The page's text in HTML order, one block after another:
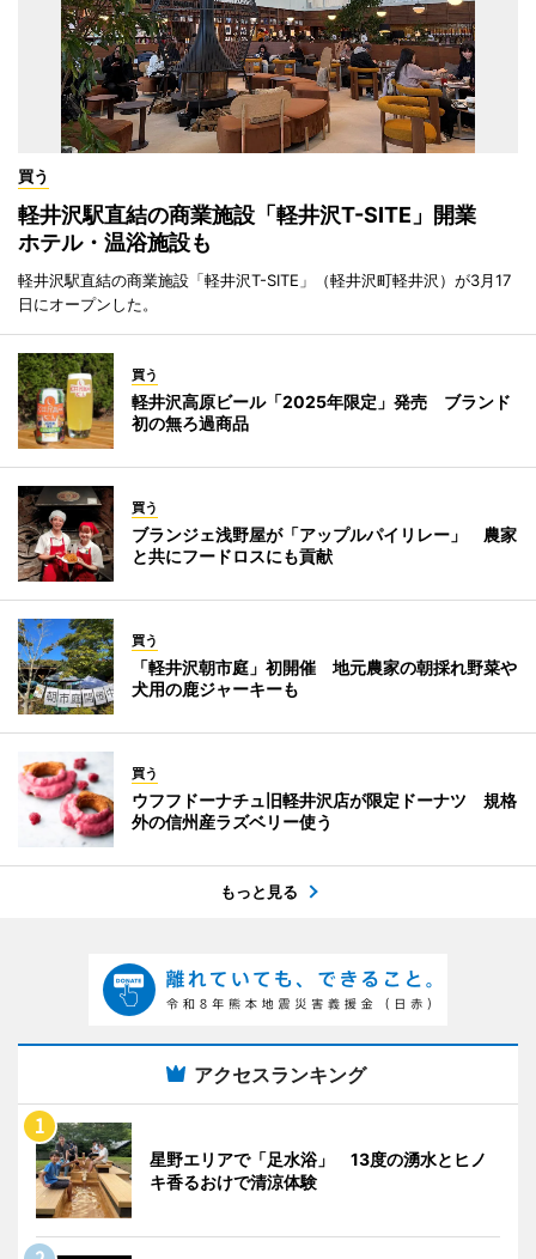
買う
軽井沢駅直結の商業施設「軽井沢T-SITE」開業
ホテル・温浴施設も
軽井沢駅直結の商業施設「軽井沢T-SITE」（軽井沢町軽井沢）が3月17
日にオープンした。
買う
軽井沢高原ビール「2025年限定」発売 ブランド
初の無ろ過商品
買う
ブランジェ浅野屋が「アップルパイリレー」 農家
と共にフードロスにも貢献
買う
「軽井沢朝市庭」初開催 地元農家の朝採れ野菜や
犬用の鹿ジャーキーも
買う
ウフフドーナチュ旧軽井沢店が限定ドーナツ 規格
外の信州産ラズベリー使う
もっと見る
アクセスランキング
星野エリアで「足水浴」 13度の湧水とヒノ
キ香るおけで清涼体験